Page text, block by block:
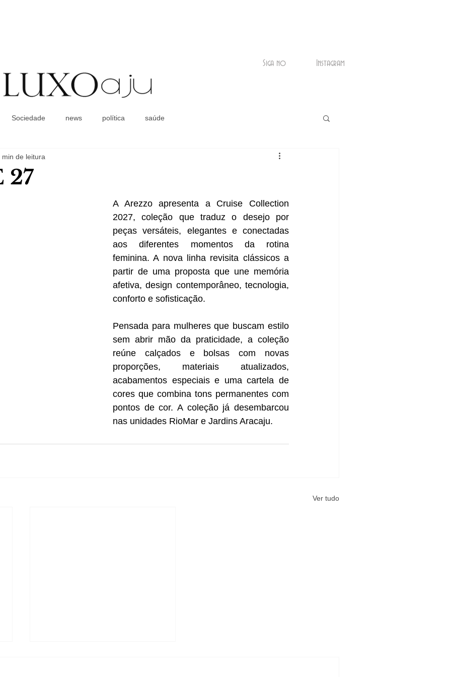
Coluna Social
Siga no Instagram
Sociedade news política saúde
27
min de leitura
A Arezzo apresenta a Cruise Collection
2027, coleção que traduz o desejo por
peças versáteis, elegantes e conectadas
aos diferentes momentos da rotina
feminina. A nova linha revisita clássicos a
partir de uma proposta que une memória
afetiva, design contemporâneo, tecnologia,
conforto e sofisticação.
Pensada para mulheres que buscam estilo
sem abrir mão da praticidade, a coleção
reúne calçados e bolsas com novas
proporções, materiais atualizados,
acabamentos especiais e uma cartela de
cores que combina tons permanentes com
pontos de cor. A coleção já desembarcou
nas unidades RioMar e Jardins Aracaju.
Ver tudo